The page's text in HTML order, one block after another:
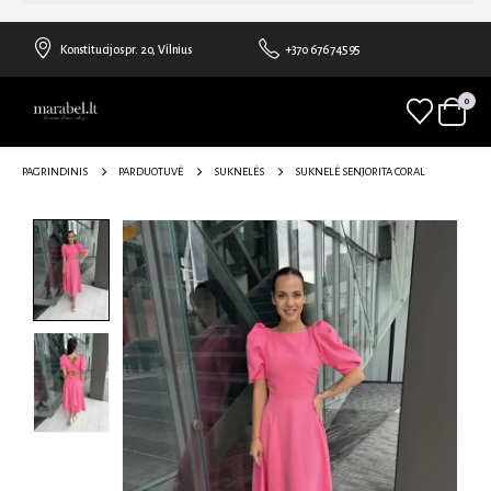
Konstitucijos pr. 20, Vilnius +370 676 74595
0
PAGRINDINIS PARDUOTUVĖ SUKNELĖS SUKNELĖ SENJORITA CORAL